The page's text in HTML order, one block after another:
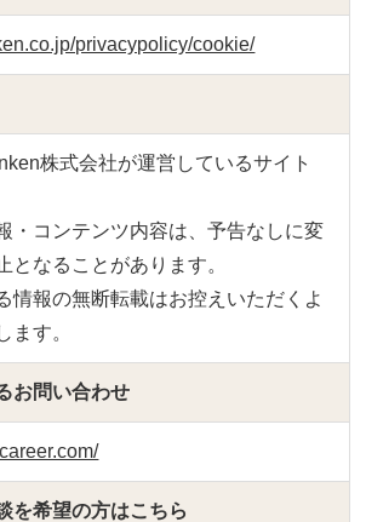
privacypolicy/cookie/
株式会社が運営しているサイト
・コンテンツ内容は、予告なしに変
となることがあります。
情報の無断転載はお控えいただくよ
ます。
お問い合わせ
を希望の方はこちら